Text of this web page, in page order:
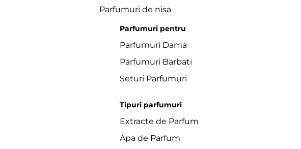
Parfumuri de nisa
Parfumuri pentru
Parfumuri Dama
Parfumuri Barbati
Seturi Parfumuri
Tipuri parfumuri
Extracte de Parfum
Apa de Parfum